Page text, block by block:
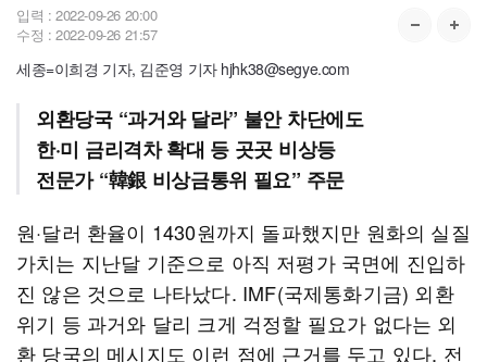
입력 : 2022-09-26 20:00
수정 : 2022-09-26 21:57
세종=이희경 기자, 김준영 기자 hjhk38@segye.com
외환당국 “과거와 달라” 불안 차단에도
한·미 금리격차 확대 등 곳곳 비상등
전문가 “韓銀 비상금통위 필요” 주문
원·달러 환율이 1430원까지 돌파했지만 원화의 실질
가치는 지난달 기준으로 아직 저평가 국면에 진입하
진 않은 것으로 나타났다. IMF(국제통화기금) 외환
위기 등 과거와 달리 크게 걱정할 필요가 없다는 외
환 당국의 메시지도 이런 점에 근거를 두고 있다. 전